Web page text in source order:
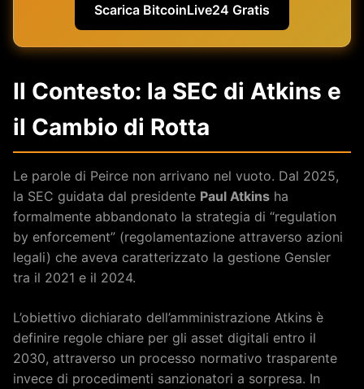
Scarica BitcoinLive24 Gratis
Il Contesto: la SEC di Atkins e
il Cambio di Rotta
Le parole di Peirce non arrivano nel vuoto. Dal 2025,
la SEC guidata dal presidente Paul Atkins ha
formalmente abbandonato la strategia di “regulation
by enforcement” (regolamentazione attraverso azioni
legali) che aveva caratterizzato la gestione Gensler
tra il 2021 e il 2024.
L’obiettivo dichiarato dell’amministrazione Atkins è
definire regole chiare per gli asset digitali entro il
2030, attraverso un processo normativo trasparente
invece di procedimenti sanzionatori a sorpresa. In